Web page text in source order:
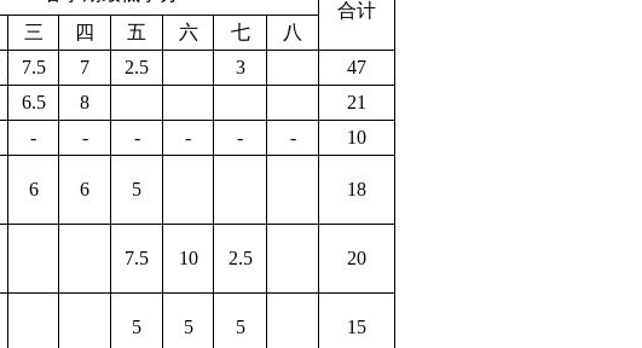
合计
三 四 五 六 七 八
7.5 7 2.5 3
47
6.5 8
21
- - - - - - 10
6 6 5 18
7.5
10 2.5 20
5 5 5 15